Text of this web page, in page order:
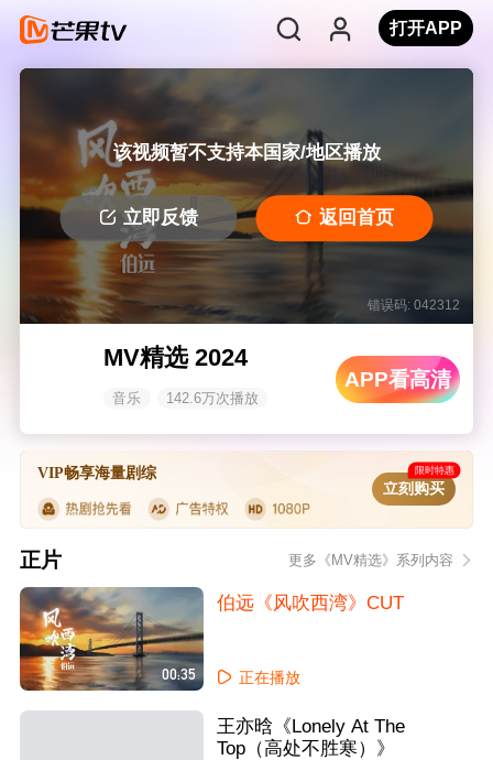
打开APP
该视频暂不支持本国家/地区播放
立即反馈 返回首页
错误码: 042312
MV精选 2024
音乐 142.6万次播放
APP看高清
VIP畅享海量剧综 限时特惠
立刻购买
正片 更多《MV精选》系列内容
00:35
伯远《风吹西湾》CUT
正在播放
王亦晗《Lonely At The
Top（高处不胜寒）》